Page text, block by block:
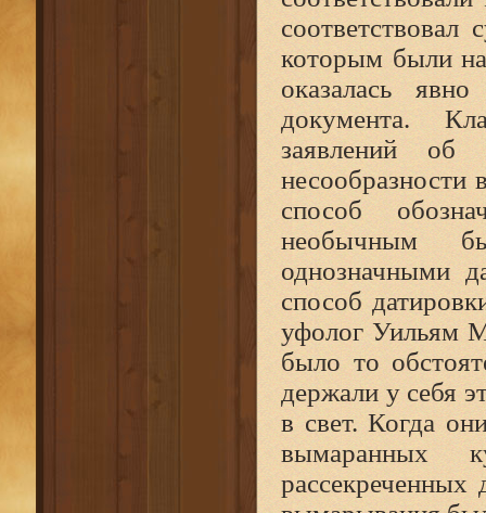
которым были
оказалась
документа.
заявлений об
несообразности
способ
необычным
однозначными
способ
уфолог Уильям
было то
держали у себя
в свет. Когда
вымаранных